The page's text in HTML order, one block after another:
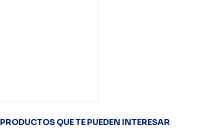
PRODUCTOS QUE TE PUEDEN INTERESAR